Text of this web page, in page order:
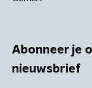
Abonneer je
nieuwsbrief